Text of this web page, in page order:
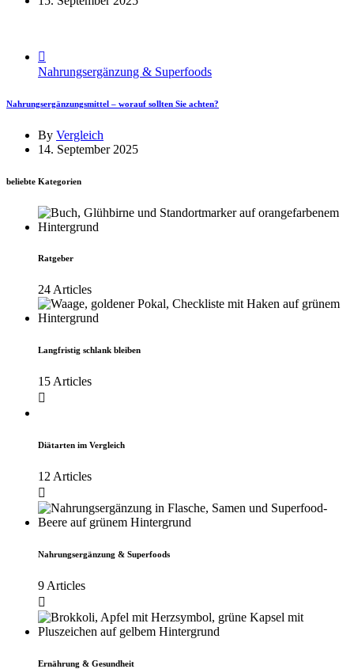
Nahrungsergänzung & Superfoods
Nahrungsergänzungsmittel – worauf sollten Sie achten?
By Vergleich
14. September 2025
beliebte Kategorien
Ratgeber
24 Articles
Langfristig schlank bleiben
15 Articles
Diätarten im Vergleich
12 Articles
Nahrungsergänzung & Superfoods
9 Articles
Ernährung & Gesundheit